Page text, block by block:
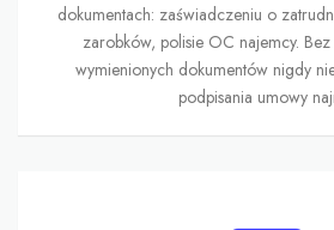
dokumentach: zaświadczeniu o
zarobków, polisie OC najemcy.
wymienionych dokumentów nigdy
podpisania umowy